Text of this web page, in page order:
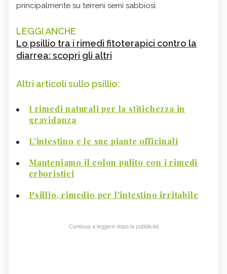
principalmente su terreni semi sabbiosi.
LEGGI ANCHE
Lo psillio tra i rimedi fitoterapici contro la
diarrea: scopri gli altri
Altri articoli sullo psillio:
I rimedi naturali per la stitichezza in
gravidanza
L'intestino e le sue piante officinali
Manteniamo il colon pulito con i rimedi
erboristici
Psillio, rimedio per l'intestino irritabile
Continua a leggere dopo la pubblicità